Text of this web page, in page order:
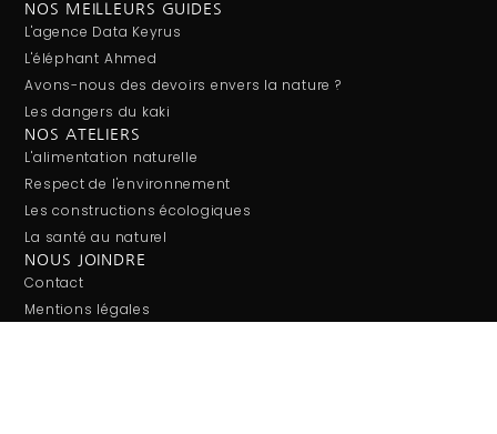
NOS MEILLEURS GUIDES
L'agence Data Keyrus
L'éléphant Ahmed
Avons-nous des devoirs envers la nature ?
Les dangers du kaki
NOS ATELIERS
L'alimentation naturelle
Respect de l'environnement
Les constructions écologiques
La santé au naturel
NOUS JOINDRE
Contact
Mentions légales